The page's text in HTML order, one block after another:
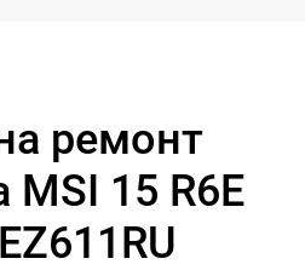
ремонт
MSI 15 R6E